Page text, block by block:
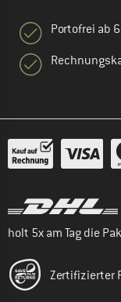
Portofrei ab
holt 5x am Tag die
Zertifizierter